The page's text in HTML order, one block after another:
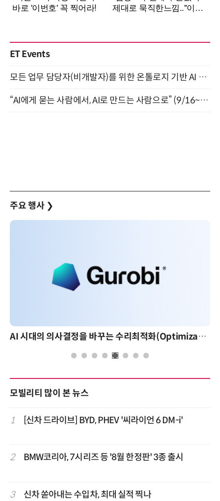
ET Events
모든 업무 담당자(비개발자)를 위한 온톨로지 기반 AI 지식체계 설계 1-day 워크숍 8월 20일 개최
“AI에게 묻는 사람에서, AI로 만드는 사람으로” (9/16~17)
주요 행사 ❯
AI 시대의 의사결정을 바꾸는 수리최적화(Optimization): 실제 산업 적용 사례와 활용 전략
모빌리티 많이 본 뉴스
1 [신차 드라이브] BYD, PHEV '씨라이언 6 DM-i'
2 BMW코리아, 7시리즈 등 '8월 한정판' 3종 출시
3 신차 쏟아내는 수입차, 최대 실적 찍나